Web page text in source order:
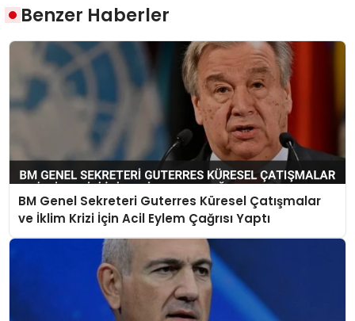
Benzer Haberler
BM Genel Sekreteri Guterres Küresel Çatışmalar
ve İklim Krizi İçin Acil Eylem Çağrısı Yaptı